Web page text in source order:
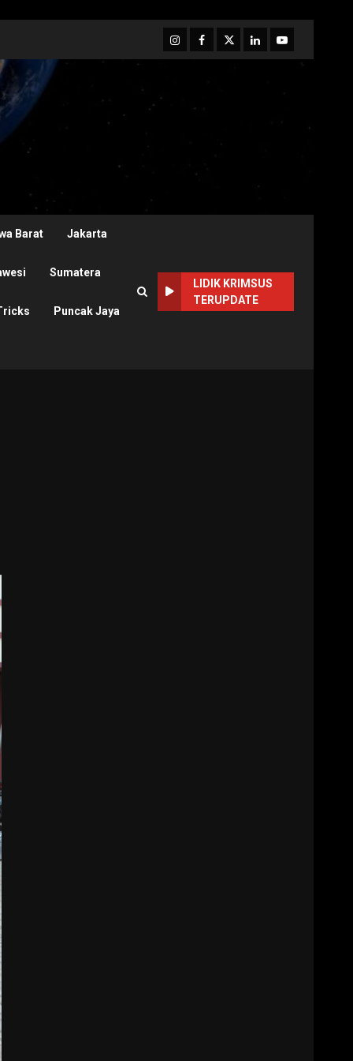
InstagramFacebook
TwitterLinkedinYoutube
Barat Jakarta
Sumatera
Puncak Jaya
LIDIK KRIMSUS
TERUPDATE